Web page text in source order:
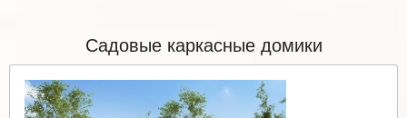
Садовые каркасные домики